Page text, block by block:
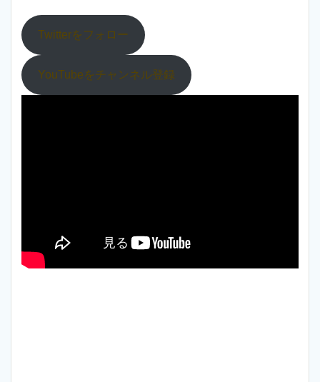
Twitterをフォロー
YouTubeをチャンネル登録